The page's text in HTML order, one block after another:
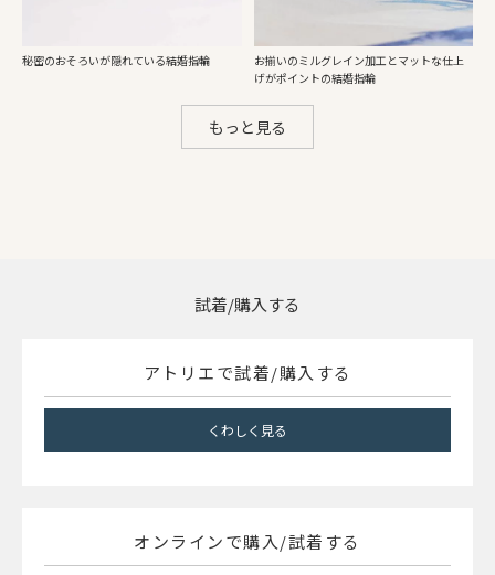
秘密のおそろいが隠れている結婚指輪
お揃いのミルグレイン加工とマットな仕上
げがポイントの結婚指輪
もっと見る
試着/購入する
アトリエで試着/購入する
くわしく見る
オンラインで購入/試着する